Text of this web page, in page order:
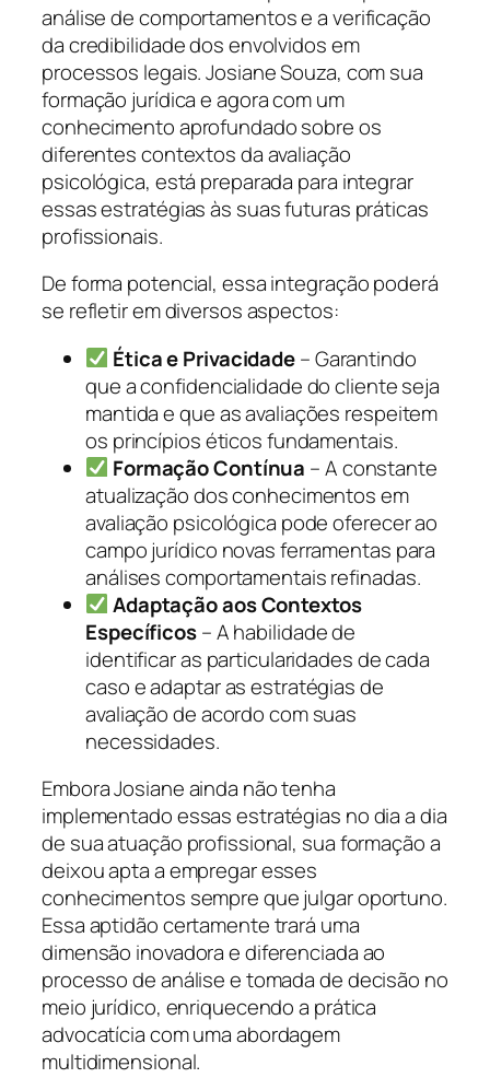
análise de comportamentos e a verificação
da credibilidade dos envolvidos em
processos legais. Josiane Souza, com sua
formação jurídica e agora com um
conhecimento aprofundado sobre os
diferentes contextos da avaliação
psicológica, está preparada para integrar
essas estratégias às suas futuras práticas
profissionais.
De forma potencial, essa integração poderá
se refletir em diversos aspectos:
Ética e Privacidade– Garantindo
que a confidencialidade do cliente seja
mantida e que as avaliações respeitem
os princípios éticos fundamentais.
Formação Contínua – A constante
atualização dos conhecimentos em
avaliação psicológica pode oferecer ao
campo jurídico novas ferramentas para
análises comportamentais refinadas.
Adaptação aos Contextos
Específicos– A habilidade de
identificar as particularidades de cada
caso e adaptar as estratégias de
avaliação de acordo com suas
necessidades.
Embora Josiane ainda não tenha
implementado essas estratégias no dia a dia
de sua atuação profissional, sua formação a
deixou apta a empregar esses
conhecimentos sempre que julgar oportuno.
Essa aptidão certamente trará uma
dimensão inovadora e diferenciada ao
processo de análise e tomada de decisão no
meio jurídico, enriquecendo a prática
advocatícia com uma abordagem
multidimensional.